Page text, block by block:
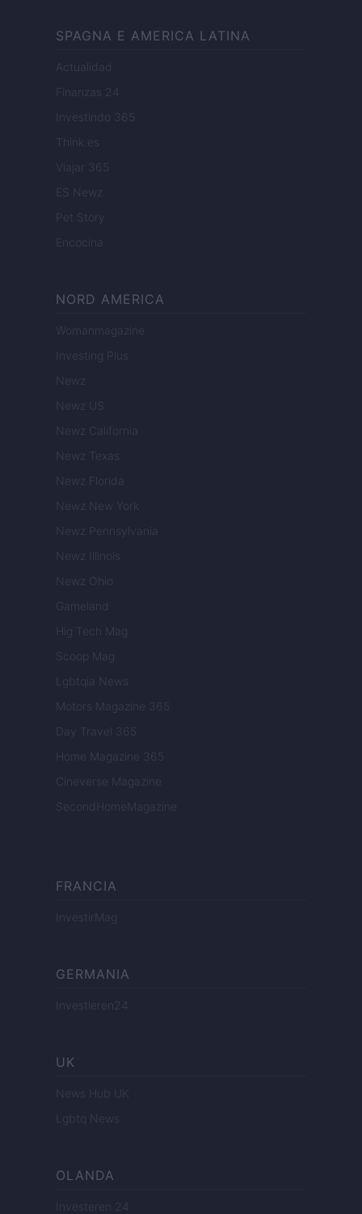
SPAGNA E AMERICA LATINA
Actualidad
Finanzas 24
Investindo 365
Think.es
Viajar 365
ES Newz
Pet Story
Encocina
NORD AMERICA
Womanmagazine
Investing Plus
Newz
Newz US
Newz California
Newz Texas
Newz Florida
Newz New York
Newz Pennsylvania
Newz Illinois
Newz Ohio
Gameland
Hig Tech Mag
Scoop Mag
Lgbtqia News
Motors Magazine 365
Day Travel 365
Home Magazine 365
Cineverse Magazine
SecondHomeMagazine
FRANCIA
InvestirMag
GERMANIA
Investieren24
UK
News Hub UK
Lgbtq News
OLANDA
Investeren 24